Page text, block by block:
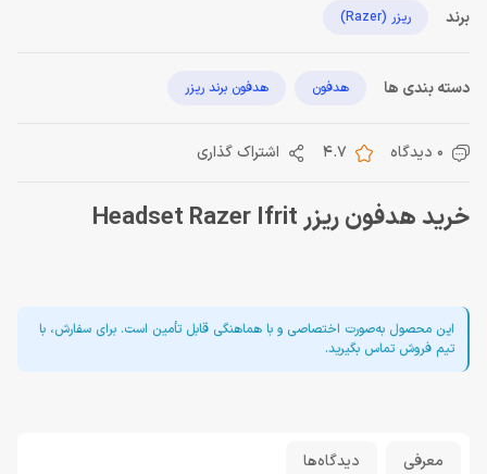
برند ریزر (Razer)
دسته بندی ها هدفون هدفون برند ریزر
0 دیدگاه 4.7 اشتراک گذاری
خرید هدفون ریزر Headset Razer Ifrit
این محصول به‌صورت اختصاصی و با هماهنگی قابل تأمین است. برای سفارش، با
تیم فروش تماس بگیرید.
معرفی دیدگاه‌ها